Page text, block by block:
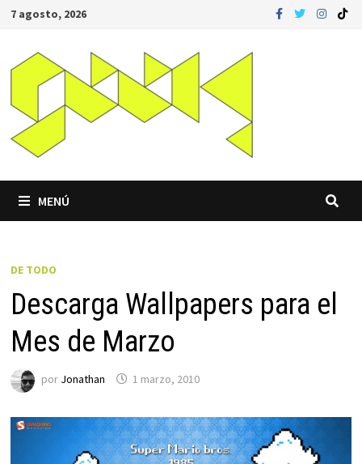
Saltar
contenido
7 agosto, 2026
MENÚ
DE TODO
Descarga Wallpapers para el
Mes de Marzo
por Jonathan 1 marzo, 2010